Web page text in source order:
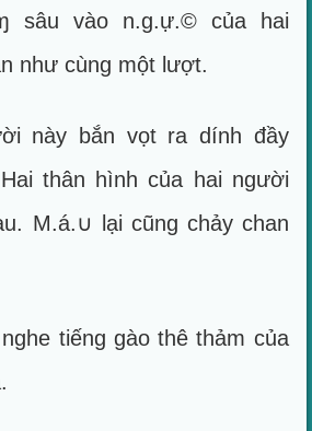
sâu vào n.g.ự.© của hai
như cùng một lượt.
này bắn vọt ra dính đầy
thân hình của hai người
M.á.∪ lại cũng chảy chan
tiếng gào thê thảm của